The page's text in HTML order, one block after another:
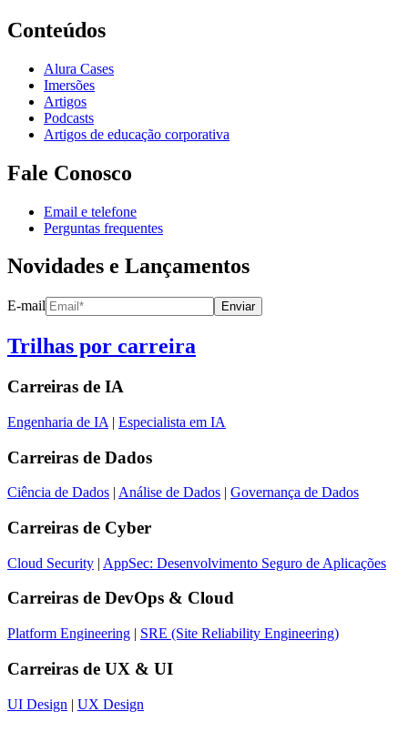
Conteúdos
Alura Cases
Imersões
Artigos
Podcasts
Artigos de educação corporativa
Fale Conosco
Email e telefone
Perguntas frequentes
Novidades e Lançamentos
E-mail Enviar
Trilhas por carreira
Carreiras de IA
Engenharia de IA | Especialista em IA
Carreiras de Dados
Ciência de Dados | Análise de Dados | Governança de Dados
Carreiras de Cyber
Cloud Security | AppSec: Desenvolvimento Seguro de Aplicações
Carreiras de DevOps & Cloud
Platform Engineering | SRE (Site Reliability Engineering)
Carreiras de UX & UI
UI Design | UX Design